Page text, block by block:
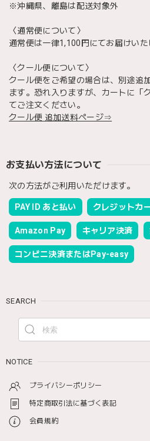
※沖縄県、離島は配送対象外
〈通常便について〉
通常便は一律1,100円にてお届けいた
〈クール便について〉
クール便をご希望の場合は、別途追
ます。恐れ入りますが、カートに「
てご注文ください。
クール便 追加送料ページ⇒
お支払い方法について
次の方法がご利用いただけます。
PAY ID あと払い クレジットカ
Amazon Pay キャリア決済
コンビニ決済またはPay-easy
SEARCH
NOTICE
プライバシーポリシー
特定商取引法に基づく表記
会員規約